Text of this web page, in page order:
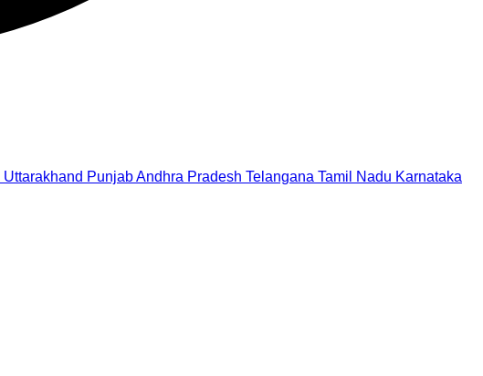
Uttarakhand PunjabAndhra Pradesh Telangana Tamil Nadu Karnataka